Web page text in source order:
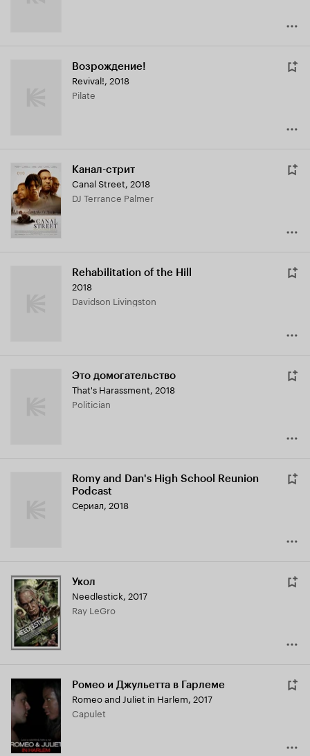
Возрождение!
Revival!, 2018
Pilate
Канал-стрит
Canal Street, 2018
DJ Terrance Palmer
Rehabilitation of the Hill
2018
Davidson Livingston
Это домогательство
That's Harassment, 2018
Politician
Romy and Dan's High School Reunion
Podcast
Сериал, 2018
Укол
Needlestick, 2017
Ray LeGro
Ромео и Джульетта в Гарлеме
Romeo and Juliet in Harlem, 2017
Capulet